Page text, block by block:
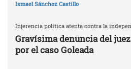
Ismael Sánchez Castillo
Injerencia política atenta contra la
Gravísima denuncia del
por el caso Goleada